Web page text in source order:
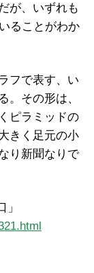
が、いずれも
ることがわか
フで表す、い
。その形は、
ピラミッドの
きく足元の小
り新聞なりで